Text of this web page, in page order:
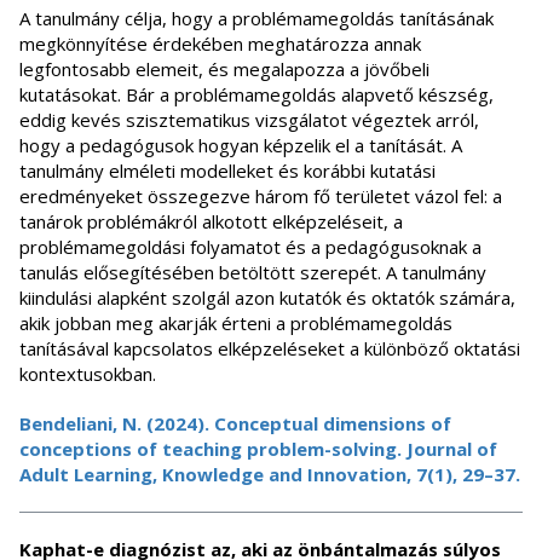
A tanulmány célja, hogy a problémamegoldás tanításának
megkönnyítése érdekében meghatározza annak
legfontosabb elemeit, és megalapozza a jövőbeli
kutatásokat. Bár a problémamegoldás alapvető készség,
eddig kevés szisztematikus vizsgálatot végeztek arról,
hogy a pedagógusok hogyan képzelik el a tanítását. A
tanulmány elméleti modelleket és korábbi kutatási
eredményeket összegezve három fő területet vázol fel: a
tanárok problémákról alkotott elképzeléseit, a
problémamegoldási folyamatot és a pedagógusoknak a
tanulás elősegítésében betöltött szerepét. A tanulmány
kiindulási alapként szolgál azon kutatók és oktatók számára,
akik jobban meg akarják érteni a problémamegoldás
tanításával kapcsolatos elképzeléseket a különböző oktatási
kontextusokban.
Bendeliani, N. (2024). Conceptual dimensions of
conceptions of teaching problem-solving. Journal of
Adult Learning, Knowledge and Innovation, 7(1), 29–37.
Kaphat-e diagnózist az, aki az önbántalmazás súlyos